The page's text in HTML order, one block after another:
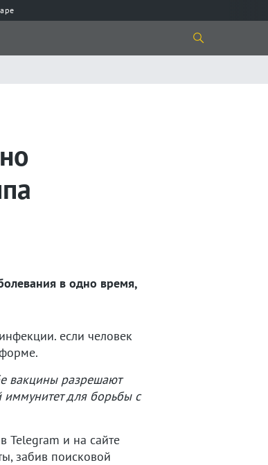
в одно время,
если человек
вакцины разрешают
иммунитет для борьбы с
в Telegram и на сайте
забив поисковой